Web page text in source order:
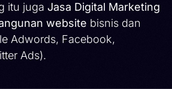
itu juga Jasa Digital Marketing
website bisnis dan
Adwords, Facebook,
Ads).